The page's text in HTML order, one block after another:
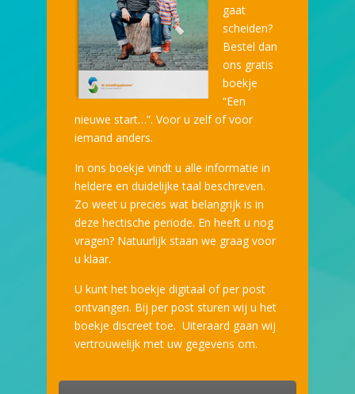
gaat
scheiden?
Bestel dan
ons gratis
boekje
“Een
nieuwe start…”. Voor u zelf of voor
iemand anders.
In ons boekje vindt u alle informatie in
heldere en duidelijke taal beschreven.
Zo weet u precies wat belangrijk is in
deze hectische periode. En heeft u nog
vragen? Natuurlijk staan we graag voor
u klaar.
U kunt het boekje digitaal of per post
ontvangen. Bij per post sturen wij u het
boekje discreet toe. Uiteraard gaan wij
vertrouwelijk met uw gegevens om.